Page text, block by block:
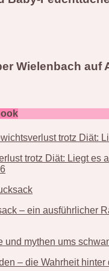
Wielenbach auf
trotz Diät: Liegt es
– ein ausführlicher
– die Wahrheit hinter